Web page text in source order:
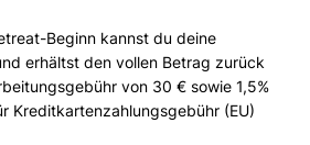
Beginn kannst du deine
erhältst den vollen Betrag zurück
von 30 € sowie 1,5%
Kreditkartenzahlungsgebühr (EU)